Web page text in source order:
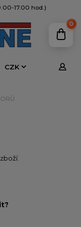
CZK
17.00 hod.)
0